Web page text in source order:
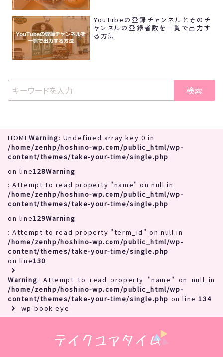
YouTubeの登録チャンネルとそのチ
ャンネルの登録者数を一覧で出力す
る方法
検索
HOMEWarning: Undefined array key 0 in
/home/zenhp/hoshino-wp.com/public_html/wp-
content/themes/take-your-time/single.php
on line128Warning
: Attempt to read property "name" on null in
/home/zenhp/hoshino-wp.com/public_html/wp-
content/themes/take-your-time/single.php
on line129Warning
: Attempt to read property "term_id" on null in
/home/zenhp/hoshino-wp.com/public_html/wp-
content/themes/take-your-time/single.php
on line130
Warning: Attempt to read property "name" on null in
/home/zenhp/hoshino-wp.com/public_html/wp-
content/themes/take-your-time/single.php on line134
wp-book-eye